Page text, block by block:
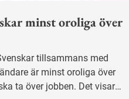
minst oroliga över
är minst oroliga över
ta över jobben. Det visar